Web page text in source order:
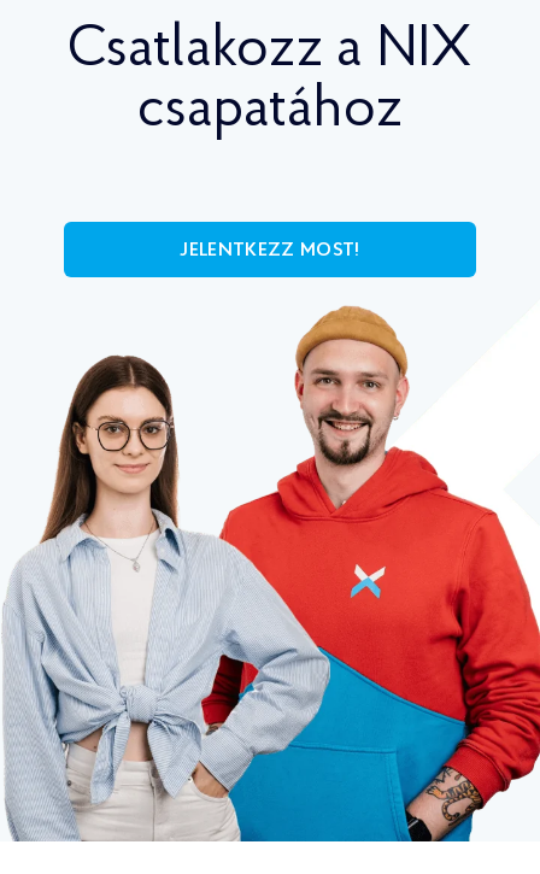
Csatlakozz a NIX
csapatához
JELENTKEZZ MOST!